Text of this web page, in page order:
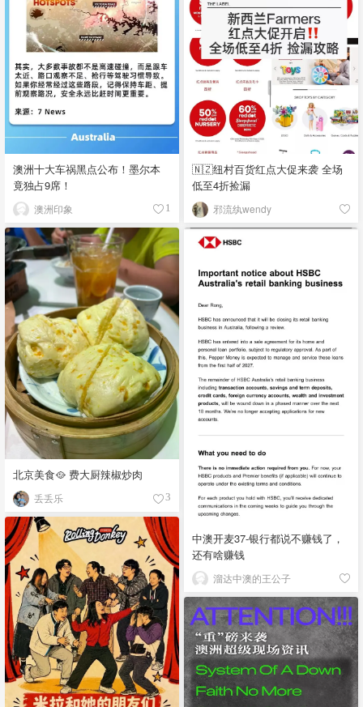
澳洲十大车祸黑点公布！墨尔本
竟独占9席！
澳洲印象 1
🇳🇿纽村百货红点大促来袭 全场
低至4折捡漏
邪流纨wendy
北京美食🥘 费大厨辣椒炒肉
丢丢乐 3
中澳开麦37-银行都说不赚钱了，
还有啥赚钱
溜达中澳的王公子